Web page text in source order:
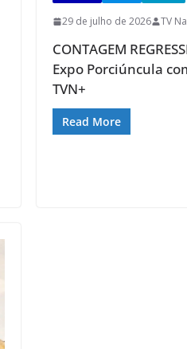
29 de julho de 2026 TV
CONTAGEM
Expo Porciúncula
TVN+
Read More